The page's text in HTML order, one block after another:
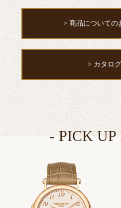
> 商品についての
> カタロ